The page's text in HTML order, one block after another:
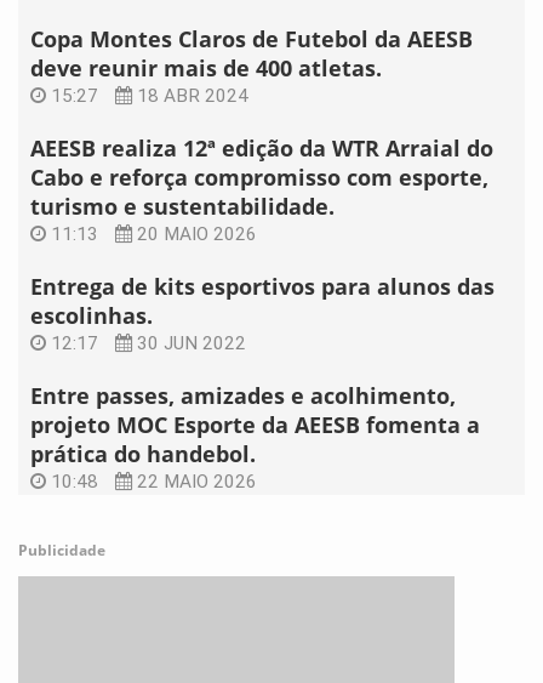
Copa Montes Claros de Futebol da AEESB
deve reunir mais de 400 atletas.
15:27 18 ABR 2024
AEESB realiza 12ª edição da WTR Arraial do
Cabo e reforça compromisso com esporte,
turismo e sustentabilidade.
11:13 20 MAIO 2026
Entrega de kits esportivos para alunos das
escolinhas.
12:17 30 JUN 2022
Entre passes, amizades e acolhimento,
projeto MOC Esporte da AEESB fomenta a
prática do handebol.
10:48 22 MAIO 2026
Publicidade